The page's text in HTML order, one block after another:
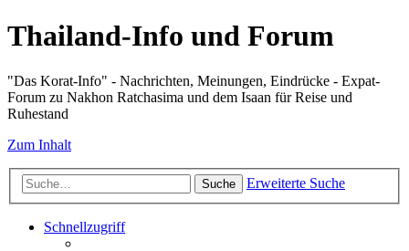
Thailand-Info und Forum
"Das Korat-Info" - Nachrichten, Meinungen, Eindrücke - Expat-
Forum zu Nakhon Ratchasima und dem Isaan für Reise und
Ruhestand
Zum Inhalt
Suche Erweiterte Suche
Schnellzugriff